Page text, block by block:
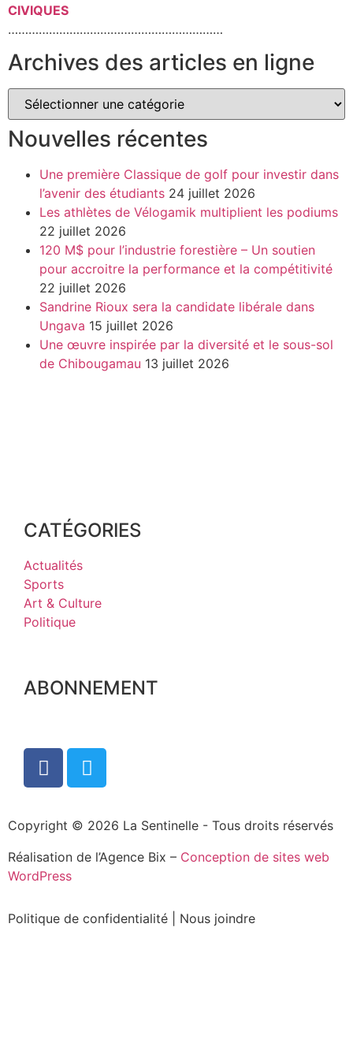
CIVIQUES
………………………………………………………
Archives des articles en ligne
Nouvelles récentes
Une première Classique de golf pour investir dans
l’avenir des étudiants 24 juillet 2026
Les athlètes de Vélogamik multiplient les podiums
22 juillet 2026
120 M$ pour l’industrie forestière – Un soutien
pour accroitre la performance et la compétitivité
22 juillet 2026
Sandrine Rioux sera la candidate libérale dans
Ungava 15 juillet 2026
Une œuvre inspirée par la diversité et le sous-sol
de Chibougamau 13 juillet 2026
CATÉGORIES
Actualités
Sports
Art & Culture
Politique
ABONNEMENT
Copyright © 2026 La Sentinelle - Tous droits réservés
Réalisation de l’Agence Bix – Conception de sites web
WordPress
Politique de confidentialité Nous joindre